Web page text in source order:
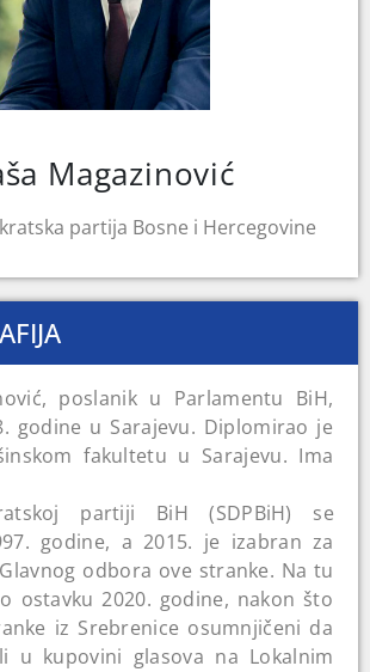
Magazinović
partija Bosne i Hercegovine
poslanik u Parlamentu BiH,
godine u Sarajevu. Diplomirao je
fakultetu u Sarajevu. Ima
partiji BiH (SDPBiH) se
godine, a 2015. je izabran za
odbora ove stranke. Na tu
ostavku 2020. godine, nakon što
iz Srebrenice osumnjičeni da
u kupovini glasova na Lokalnim